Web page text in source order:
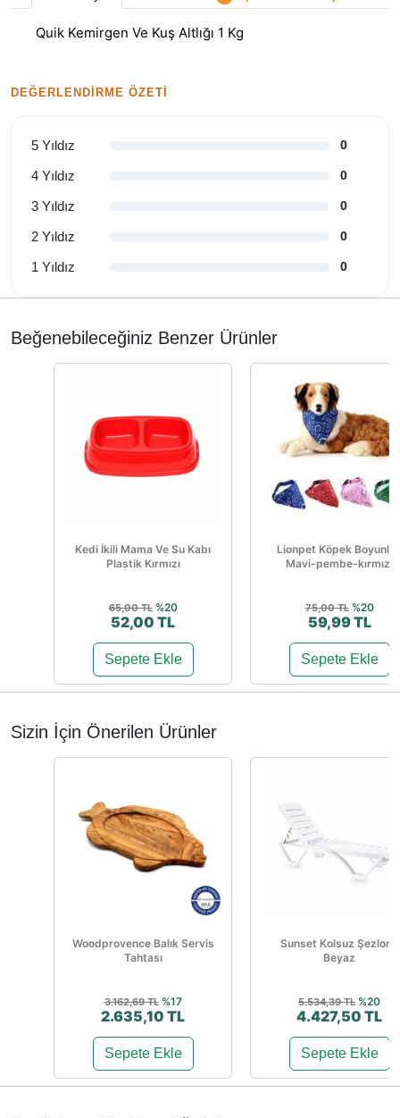
Quik Kemirgen Ve Kuş Altlığı 1 Kg
DEĞERLENDIRME ÖZETI
5 Yıldız 0
4 Yıldız 0
3 Yıldız 0
2 Yıldız 0
1 Yıldız 0
Beğenebileceğiniz Benzer Ürünler
Kedi İkili Mama Ve Su Kabı
Plastik Kırmızı
65,00 TL %20
52,00 TL
Sepete Ekle
Lionpet Köpek
Mavi-pembe-kırmızı
75,00 TL %20
59,99 TL
Sepete Ekle
Sizin İçin Önerilen Ürünler
Woodprovence Balık Servis
Tahtası
3.162,69 TL %17
2.635,10 TL
Sepete Ekle
Sunset Kolsuz Şezlong
Beyaz
5.534,39 TL %20
4.427,50 TL
Sepete Ekle